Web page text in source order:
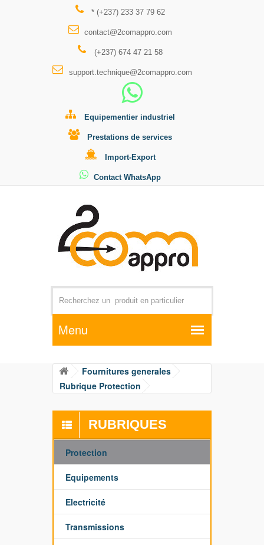
* (+237) 233 37 79 62
contact@2comappro.com
(+237) 674 47 21 58
support.technique@2comappro.com
Equipementier industriel
Prestations de services
Import-Export
Contact WhatsApp
Par exemple +distributeur +CD01
Fournitures generales
Rubrique Protection
RUBRIQUES
Protection
Equipements
Electricité
Transmissions